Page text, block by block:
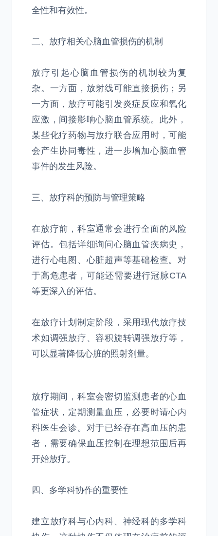
全性和有效性。
二、放疗相关心脑血管损伤的机制
放疗引起心脑血管损伤的机制较为复
杂。一方面，放射线可能直接损伤；另
一方面，放疗可能引发炎症反应和氧化
应激，间接影响心脑血管系统。此外，
某些化疗药物与放疗联合应用时，可能
会产生协同毒性，进一步增加心脑血管
事件的发生风险。
三、放疗科的预防与管理策略
在放疗前，科室通常会进行全面的风险
评估。包括详细询问心脑血管疾病史，
进行心电图、心脏超声等基础检查。对
于高危患者，可能还需要进行冠脉CTA
等更深入的评估。
在放疗计划制定阶段，采用现代放疗技
术如调强放疗、容积旋转调强放疗等，
可以显著降低心脏的照射剂量。
放疗期间，科室会密切监测患者的心血
管症状，定期测量血压，必要时请心内
科医生会诊。对于已经存在高血压的患
者，需要确保血压控制在理想范围后再
开始放疗。
四、多学科协作的重要性
建立放疗科与心内科、神经科的多学科